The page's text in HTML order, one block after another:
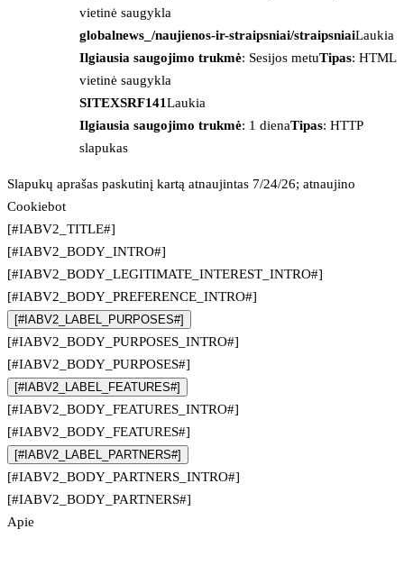
vietinė saugykla
globalnews_/naujienos-ir-straipsniai/straipsniaiLaukia
Ilgiausia saugojimo trukmė: Sesijos metuTipas: HTML
vietinė saugykla
SITEXSRF141Laukia
Ilgiausia saugojimo trukmė: 1 dienaTipas: HTTP
slapukas
Slapukų aprašas paskutinį kartą atnaujintas 7/24/26; atnaujino
Cookiebot
[#IABV2_TITLE#]
[#IABV2_BODY_INTRO#]
[#IABV2_BODY_LEGITIMATE_INTEREST_INTRO#]
[#IABV2_BODY_PREFERENCE_INTRO#]
[#IABV2_LABEL_PURPOSES#]
[#IABV2_BODY_PURPOSES_INTRO#]
[#IABV2_BODY_PURPOSES#]
[#IABV2_LABEL_FEATURES#]
[#IABV2_BODY_FEATURES_INTRO#]
[#IABV2_BODY_FEATURES#]
[#IABV2_LABEL_PARTNERS#]
[#IABV2_BODY_PARTNERS_INTRO#]
[#IABV2_BODY_PARTNERS#]
Apie